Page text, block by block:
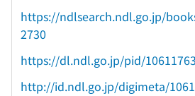
https://ndlsearch.ndl.go.jp/
2730
https://dl.ndl.go.jp/pid/10611763
http://id.ndl.go.jp/digimeta/